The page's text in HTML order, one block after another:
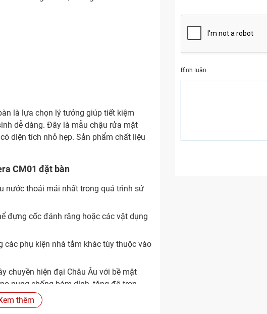
là lựa chọn lý tưởng giúp tiết kiệm
dễ dàng. Đây là mẫu chậu rửa mặt
diện tích nhỏ hẹp. Sản phẩm chất liệu
CM01 đặt bàn
nước thoải mái nhất trong quá trình sử
đựng cốc đánh răng hoặc các vật dụng
các phụ kiện nhà tắm khác tùy thuộc vào
chuyền hiện đại Châu Âu với bề mặt
nung chống bám dính, tăng độ trơn
lên 20%, hạn chế tối đa vi khuẩn, nấm
trường.
thêm
Bình luận